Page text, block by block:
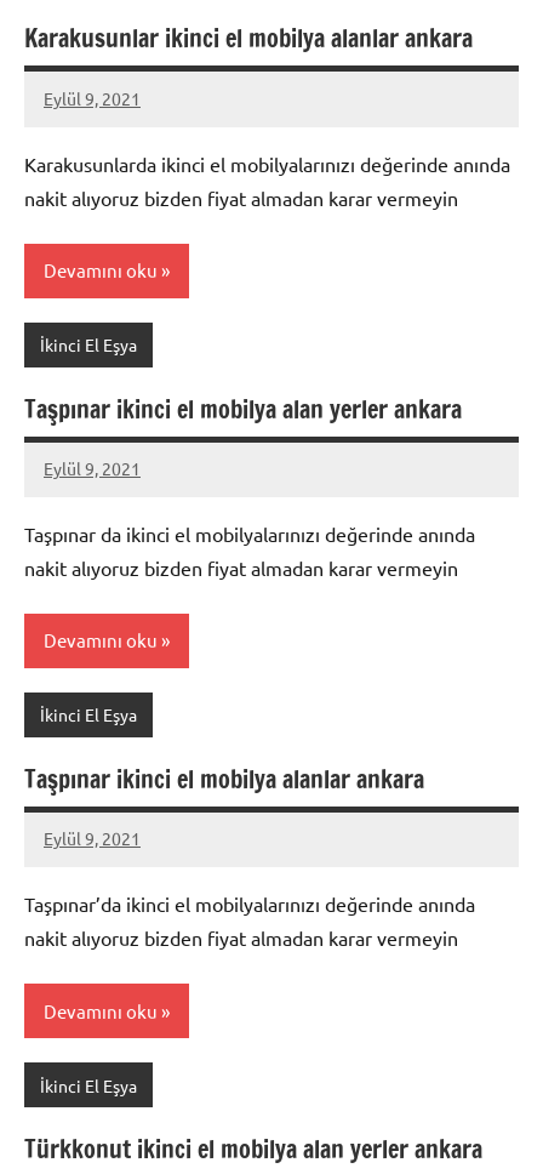
Karakusunlar ikinci el mobilya alanlar ankara
Eylül 9, 2021
Mustafa
Karakusunlarda ikinci el mobilyalarınızı değerinde anında
nakit alıyoruz bizden fiyat almadan karar vermeyin
Devamını oku
İkinci El Eşya
Taşpınar ikinci el mobilya alan yerler ankara
Eylül 9, 2021
Mustafa
Taşpınar da ikinci el mobilyalarınızı değerinde anında
nakit alıyoruz bizden fiyat almadan karar vermeyin
Devamını oku
İkinci El Eşya
Taşpınar ikinci el mobilya alanlar ankara
Eylül 9, 2021
Mustafa
Taşpınar’da ikinci el mobilyalarınızı değerinde anında
nakit alıyoruz bizden fiyat almadan karar vermeyin
Devamını oku
İkinci El Eşya
Türkkonut ikinci el mobilya alan yerler ankara